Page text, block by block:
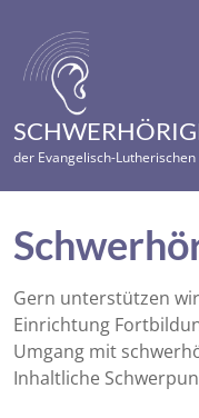
Inhalt
springen
der Evangelisch-
Gern unterstützen
Einrichtung
Umgang mit
Inhaltliche